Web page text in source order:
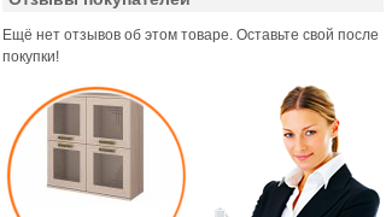
Ещё нет отзывов об этом товаре. Оставьте свой после
покупки!